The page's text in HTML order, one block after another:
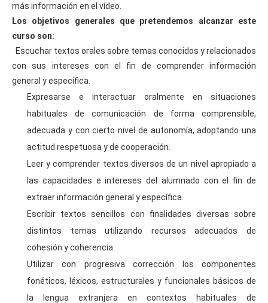
más información en el vídeo.
Los objetivos generales que pretendemos alcanzar este
curso son:
Escuchar textos orales sobre temas conocidos y relacionados
con sus intereses con el fin de comprender información
general y específica.
Expresarse e interactuar oralmente en situaciones
habituales de comunicación de forma comprensible,
adecuada y con cierto nivel de autonomía, adoptando una
actitud respetuosa y de cooperación.
Leer y comprender textos diversos de un nivel apropiado a
las capacidades e intereses del alumnado con el fin de
extraer información general y específica.
Escribir textos sencillos con finalidades diversas sobre
distintos temas utilizando recursos adecuados de
cohesión y coherencia.
Utilizar con progresiva corrección los componentes
fonéticos, léxicos, estructurales y funcionales básicos de
la lengua extranjera en contextos habituales de